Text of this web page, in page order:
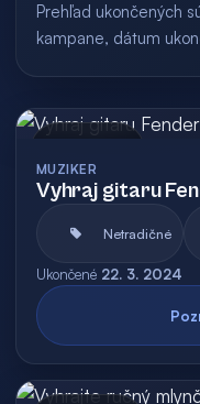
Prehľad ukončených
kampane, dátum
MUZIKER
Vyhraj gitaru
Netradičné
Ukončené 22. 3. 2024